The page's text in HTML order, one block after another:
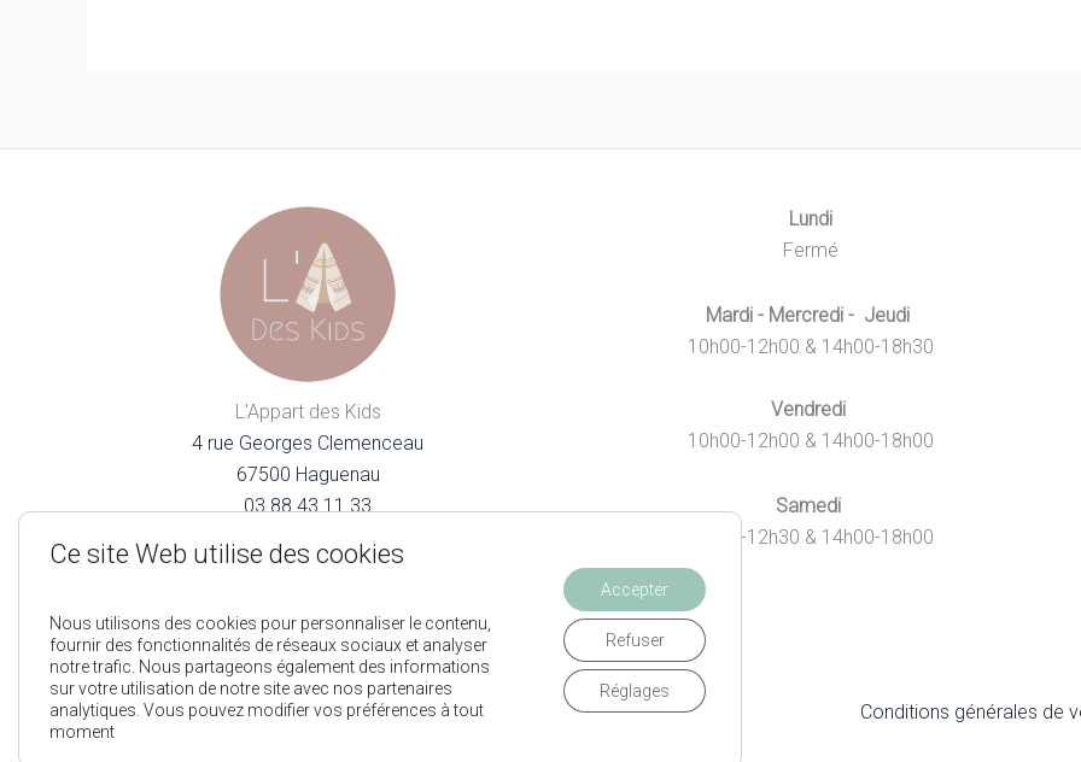
L'Appart des Kids
4 rue Georges Clemenceau
67500 Haguenau
03.88.43.11.33
Lundi
Fermé
Mardi - Mercredi - Jeudi
10h00-12h00 & 14h00-18h30
Vendredi
10h00-12h00 & 14h00-18h00
Samedi
10h00-12h30 & 14h00-18h00
Mentions Légales Politique de Confidentialité Conditions générales de
Ce site Web utilise des cookies
Nous utilisons des cookies pour personnaliser le contenu,
fournir des fonctionnalités de réseaux sociaux et analyser
notre trafic. Nous partageons également des informations
sur votre utilisation de notre site avec nos partenaires
analytiques. Vous pouvez modifier vos préférences à tout
moment
Accepter
Refuser
Réglages